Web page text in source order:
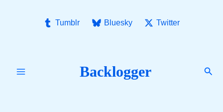
Tumblr Bluesky Twitter
Backlogger